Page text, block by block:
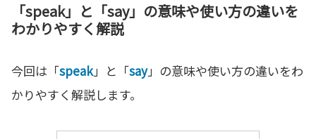
「speak」と「say」の意味や使い方の違いを
わかりやすく解説
今回は「speak」と「say」の意味や使い方の違いをわ
かりやすく解説します。